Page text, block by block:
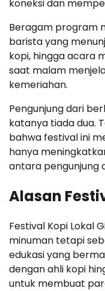
koneksi dan
Beragam program
barista yang
kopi, hingga acara
saat malam
kemeriahan.
Pengunjung dari
katanya tiada dua.
bahwa festival ini
hanya
antara pengunjung
Alasan
Festival Kopi Lokal
minuman tetapi
edukasi yang
dengan ahli kopi
untuk membuat